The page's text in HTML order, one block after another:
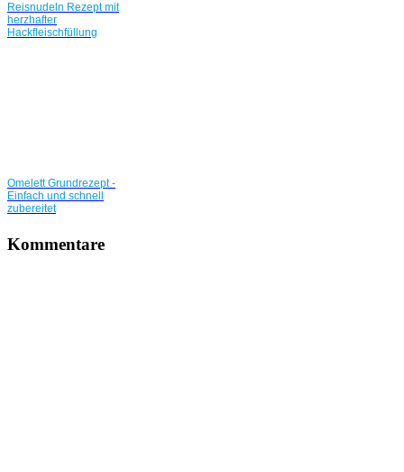
Reisnudeln Rezept mit
herzhafter
Hackfleischfüllung
Omelett Grundrezept -
Einfach und schnell
zubereitet
Kommentare